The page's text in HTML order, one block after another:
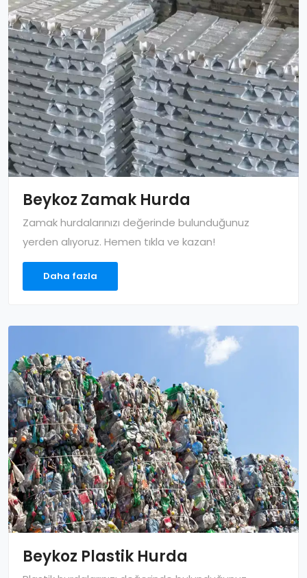
Beykoz Zamak Hurda
Zamak hurdalarınızı değerinde bulunduğunuz
yerden alıyoruz. Hemen tıkla ve kazan!
Daha fazla
Beykoz Plastik Hurda